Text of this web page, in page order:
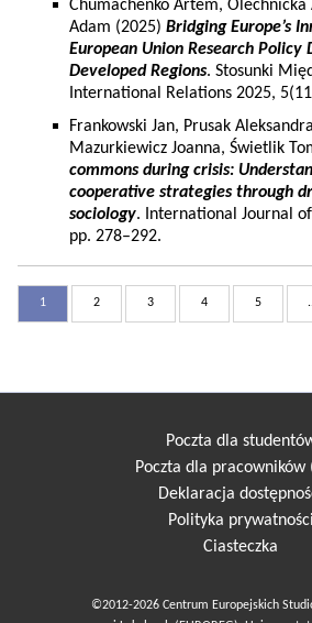
Chumachenko Artem, Olechnicka
Adam (2025) Bridging Europe’s
European Union Research Policy
Developed Regions. Stosunki
International Relations 2025,
Frankowski Jan, Prusak
Mazurkiewicz Joanna, Świetlik
commons during crisis:
cooperative strategies through
sociology. International Journal
pp. 278–292.
1 2 3 4 5
Poczta dla
Poczta dla pracowników
Deklaracja
Polityka prywatności
Ciasteczka
©2012-2026 Centrum Europejskich